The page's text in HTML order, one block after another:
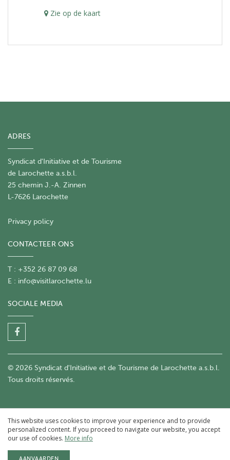
Zie op de kaart
ADRES
Syndicat d'Initiative et de Tourisme
de Larochette a.s.b.l.
25 chemin J.-A. Zinnen
L-7626 Larochette
Privacy policy
CONTACTEER ONS
T : +352 26 87 09 68
E : info@visitlarochette.lu
SOCIALE MEDIA
© 2026 Syndicat d'Initiative et de Tourisme de Larochette a.s.b.l.
Tous droits réservés.
This website uses cookies to improve your experience and to provide
personalized content. If you proceed to navigate our website, you accept
our use of cookies. More info
AANVAARDEN